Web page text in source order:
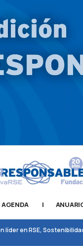
AGENDA |
en RSE,